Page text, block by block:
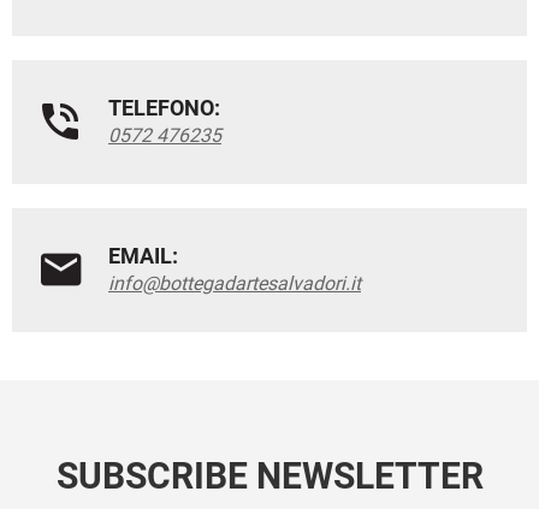
TELEFONO:
0572 476235
EMAIL:
info@bottegadartesalvadori.it
SUBSCRIBE NEWSLETTER